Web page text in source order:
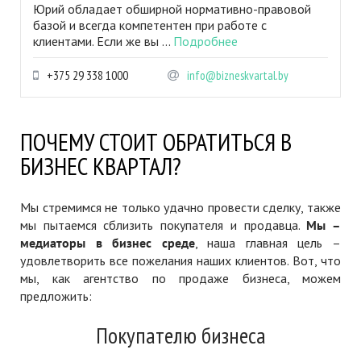
Юрий обладает обширной нормативно-правовой
базой и всегда компетентен при работе с
клиентами. Если же вы ... Подробнее
+375 29 338 1000 info@bizneskvartal.by
ПОЧЕМУ СТОИТ ОБРАТИТЬСЯ В
БИЗНЕС КВАРТАЛ?
Мы стремимся не только удачно провести сделку, также
мы пытаемся сблизить покупателя и продавца. Мы –
медиаторы в бизнес среде, наша главная цель –
удовлетворить все пожелания наших клиентов. Вот, что
мы, как агентство по продаже бизнеса, можем
предложить:
Покупателю бизнеса